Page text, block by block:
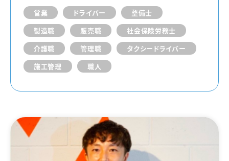
営業 ドライバー
整備士
製造職
販売職
社会保険労務士
介護職
管理職
タクシードライバー
施工管理
職人